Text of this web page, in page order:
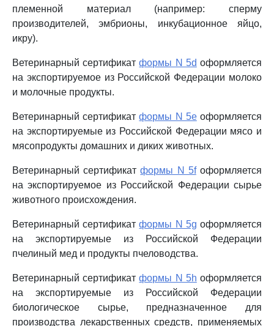
племенной материал (например: сперму
производителей, эмбрионы, инкубационное яйцо,
икру).
Ветеринарный сертификатформы N 5d оформляется
на экспортируемое из Российской Федерации молоко
и молочные продукты.
Ветеринарный сертификатформы N 5eоформляется
на экспортируемые из Российской Федерации мясо и
мясопродукты домашних и диких животных.
Ветеринарный сертификатформы N 5fоформляется
на экспортируемое из Российской Федерации сырье
животного происхождения.
Ветеринарный сертификатформы N 5g оформляется
на экспортируемые из Российской Федерации
пчелиный мед и продукты пчеловодства.
Ветеринарный сертификатформы N 5h оформляется
на экспортируемые из Российской Федерации
биологическое сырье, предназначенное для
производства лекарственных средств, применяемых